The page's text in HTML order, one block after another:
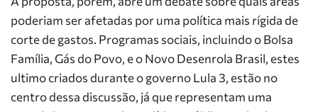
poderiam ser afetadas por uma política mais rígida de
corte de gastos. Programas sociais, incluindo o Bolsa
Família, Gás do Povo, e o Novo Desenrola Brasil, estes
ultimo criados durante o governo Lula 3, estão no
centro dessa discussão, já que representam uma